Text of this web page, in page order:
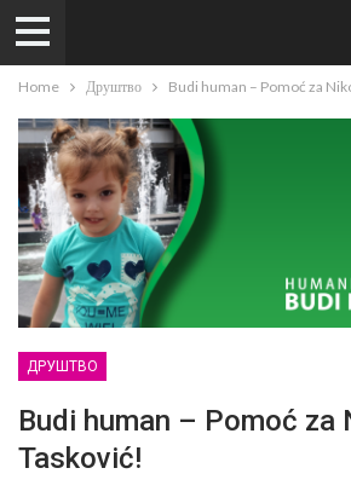
Home Друштво Budi human – Pomoć za
ДРУШТВО
Budi human – Pomoć za
Tasković!